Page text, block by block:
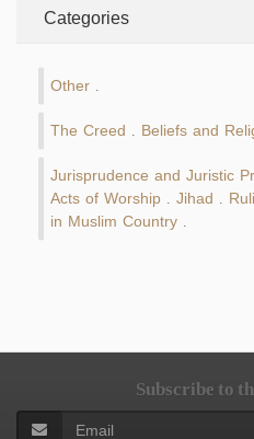
Categories
Other
The Creed Beliefs and
Jurisprudence and Juristic
Acts of Worship Jihad
in Muslim Country
Subscribe to